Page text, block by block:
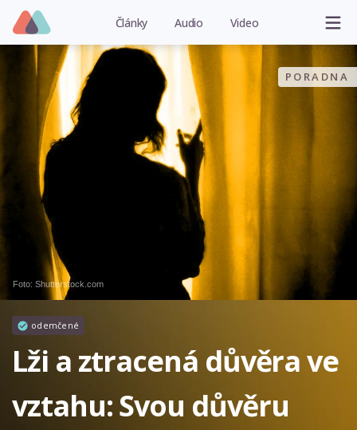
Články Audio Video
PORADNA
Foto: Shutterstock.com
odemčené
Lži a ztracená důvěra ve
vztahu: Svou důvěru